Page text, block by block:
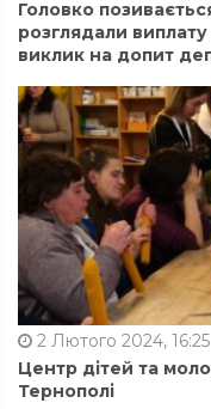
Головко
розглядали
виклик на допит
2 Лютого 2024, 16:25
Центр дітей та
Тернополі